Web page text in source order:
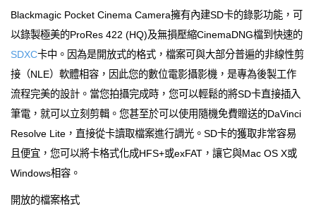
Blackmagic Pocket Cinema Camera擁有內建SD卡的錄影功能，可
以錄製極美的ProRes 422 (HQ)及無損壓縮CinemaDNG檔到快速的
SDXC卡中。因為是開放式的格式，檔案可與大部分普遍的非線性剪
接（NLE）軟體相容，因此您的數位電影攝影機，是專為後製工作
流程完美的設計。當您拍攝完成時，您可以輕鬆的將SD卡直接插入
筆電，就可以立刻剪輯。您甚至於可以使用隨機免費贈送的DaVinci
Resolve Lite，直接從卡讀取檔案進行調光。SD卡的獲取非常容易
且便宜，您可以將卡格式化成HFS+或exFAT，讓它與Mac OS X或
Windows相容。
開放的檔案格式